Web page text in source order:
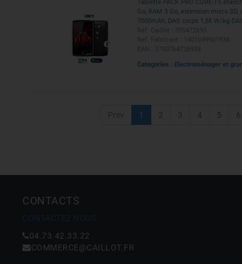
Tablette PACK PRO CORE-T5
Go, RAM 3 Go, extension micro
7000mAh, DAS corps 1,58 W/kg
Categories : Electroménager et
1 2 3 4 5 6
CONTACTS
CONTACTEZ NOUS
04.73.42.33.22
COMMERCE@CAILLOT.FR